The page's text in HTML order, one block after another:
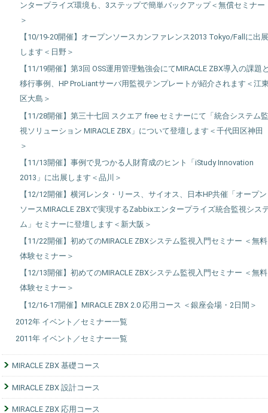
ンタープライズ環境も、3ステップで簡単バックアップ＜無償セミナー
＞
【10/19-20開催】オープンソースカンファレンス2013 Tokyo/Fallに出展
します＜日野＞
【11/19開催】第3回 OSS運用管理勉強会にてMIRACLE ZBX導入の課題
移行事例、HP ProLiantサーバ用監視テンプレートが紹介されます＜江
区大島＞
【11/28開催】第三十七回 スクエア free セミナーにて「統合システム監
視ソリューション MIRACLE ZBX」について登壇します＜千代田区神田
＞
【11/13開催】事例で見つかる人財育成のヒント「iStudy Innovation
2013」に出展します＜品川＞
【12/12開催】横河レンタ・リース、サイオス、日本HP共催「オープン
ソースMIRACLE ZBXで実現するZabbixエンタープライズ統合監視シス
ム」セミナーに登壇します＜新大阪＞
【11/22開催】初めてのMIRACLE ZBXシステム監視入門セミナー ＜無料
体験セミナー＞
【12/13開催】初めてのMIRACLE ZBXシステム監視入門セミナー ＜無料
体験セミナー＞
【12/16-17開催】MIRACLE ZBX 2.0 応用コース ＜銀座会場・2日間＞
2012年 イベント／セミナー一覧
2011年 イベント／セミナー一覧
MIRACLE ZBX 基礎コース
MIRACLE ZBX 設計コース
MIRACLE ZBX 応用コース